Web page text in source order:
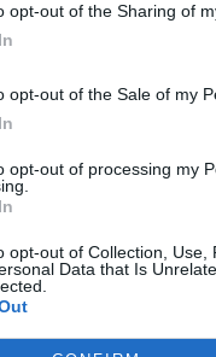
opt-out of the Sharing of
opt-out of the Sale of my
opt-out of processing my
opt-out of Collection,
Data that Is
alle emozioni
e fini dicitori
di quasi ogni
ironico; e
da
Sempre
San Siro e dal
da ovunque
capacità di
Impossibile